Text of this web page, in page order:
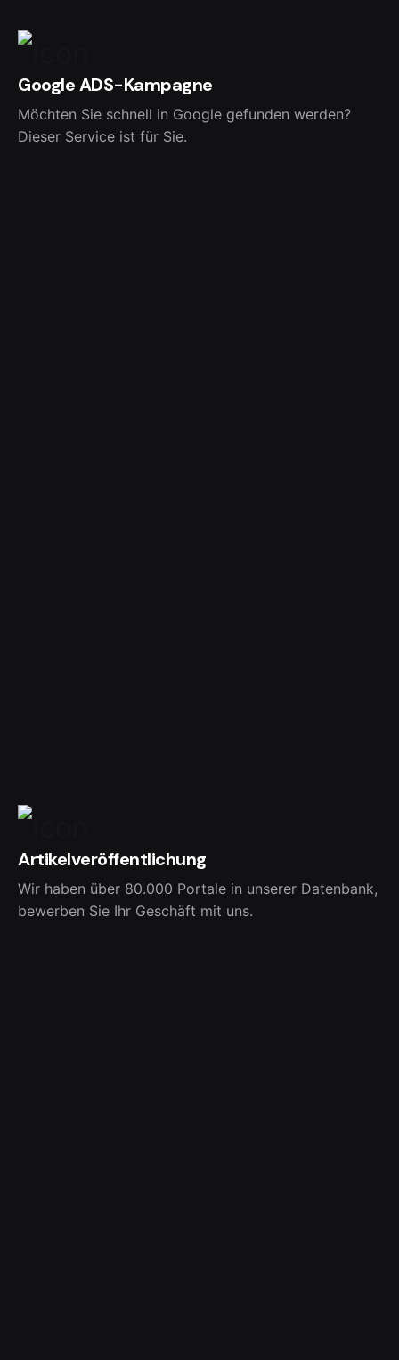
Google ADS-Kampagne
Möchten Sie schnell in Google gefunden werden?
Dieser Service ist für Sie.
Artikelveröffentlichung
Wir haben über 80.000 Portale in unserer Datenbank,
bewerben Sie Ihr Geschäft mit uns.